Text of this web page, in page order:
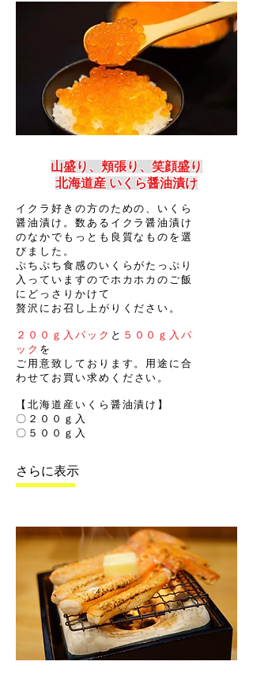
山盛り、頬張り、笑顔盛り
​北海道産 いくら醤油漬け
イクラ好きの方のための、いくら
醤油漬け。数あるイクラ醤油漬け
のなかでもっとも良質なものを選
びました。
ぷちぷち食感のいくらがたっぷり
入っていますのでホカホカのご飯
にどっさりかけて
贅沢にお召し上がりください。
２００ｇ入パック と ５００ｇ入パ
ック を
ご用意致しております。用途に合
わせて お買い求めください。
【北海道産いくら醤油漬け】
〇２００ｇ入
​〇５００ｇ入
さらに表示